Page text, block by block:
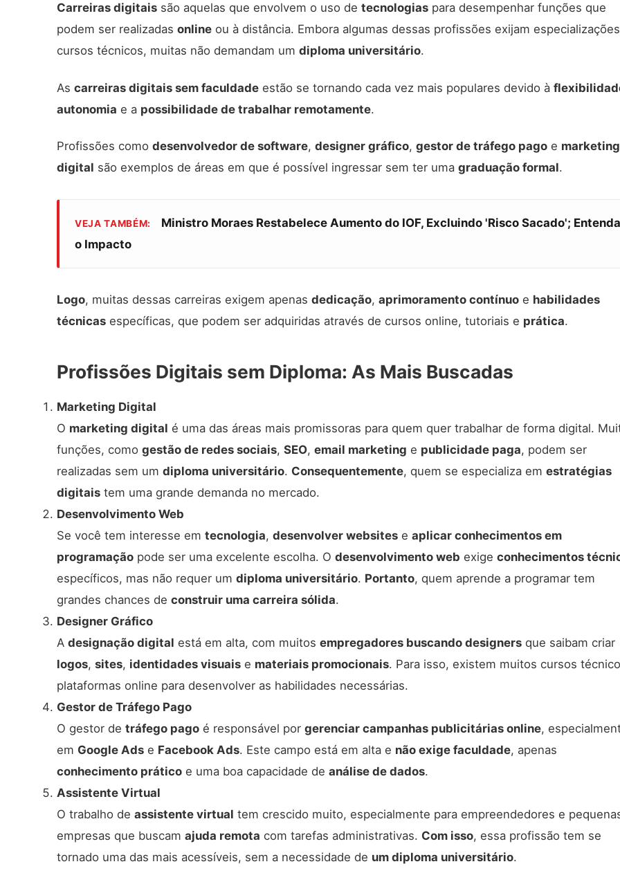
Carreiras digitais são aquelas que envolvem o uso de tecnologias para desempenhar funções que
podem ser realizadas online ou à distância. Embora algumas dessas profissões exijam
cursos técnicos, muitas não demandam um diploma universitário.
As carreiras digitais sem faculdade estão se tornando cada vez mais populares devido à
autonomia e a possibilidade de trabalhar remotamente.
Profissões como desenvolvedor de software, designer gráfico, gestor de tráfego pago e marketing
digital são exemplos de áreas em que é possível ingressar sem ter uma graduação formal.
VEJA TAMBÉM:
Ministro Moraes Restabelece Aumento do IOF, Excluindo 'Risco Sacado'; Entenda
o Impacto
Logo, muitas dessas carreiras exigem apenas dedicação, aprimoramento contínuo e habilidades
técnicas específicas, que podem ser adquiridas através de cursos online, tutoriais e prática.
Profissões Digitais sem Diploma: As Mais Buscadas
Marketing Digital
O marketing digital é uma das áreas mais promissoras para quem quer trabalhar de forma digital.
funções, como gestão de redes sociais, SEO, email marketing e publicidade paga, podem ser
realizadas sem um diploma universitário. Consequentemente, quem se especializa em estratégias
digitais tem uma grande demanda no mercado.
Desenvolvimento Web
Se você tem interesse em tecnologia, desenvolver websites e aplicar conhecimentos em
programação pode ser uma excelente escolha. O desenvolvimento web exige conhecimentos
específicos, mas não requer um diploma universitário. Portanto, quem aprende a programar tem
grandes chances de construir uma carreira sólida.
Designer Gráfico
A designação digital está em alta, com muitos empregadores buscando designers que saibam criar
logos, sites, identidades visuais e materiais promocionais. Para isso, existem muitos cursos
plataformas online para desenvolver as habilidades necessárias.
Gestor de Tráfego Pago
O gestor de tráfego pago é responsável por gerenciar campanhas publicitárias online,
em Google Ads e Facebook Ads. Este campo está em alta e não exige faculdade, apenas
conhecimento prático e uma boa capacidade de análise de dados.
Assistente Virtual
O trabalho de assistente virtual tem crescido muito, especialmente para empreendedores e
empresas que buscam ajuda remota com tarefas administrativas. Com isso, essa profissão tem se
tornado uma das mais acessíveis, sem a necessidade de um diploma universitário.